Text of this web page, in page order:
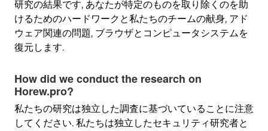
研究の結果です, あなたが特定のものを取り除くのを助
けるためのハードワークと私たちのチームの献身, アド
ウェア関連の問題, ブラウザとコンピュータシステムを
復元します.
How did we conduct the research on
Horew.pro?
私たちの研究は独立した調査に基づいていることに注意
してください. 私たちは独立したセキュリティ研究者と